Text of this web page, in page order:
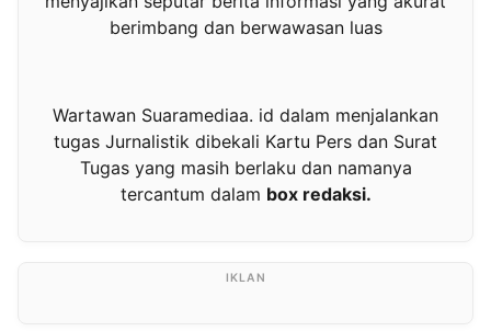
berimbang dan berwawasan luas
Wartawan Suaramediaa. id dalam menjalankan
tugas Jurnalistik dibekali Kartu Pers dan Surat
Tugas yang masih berlaku dan namanya
tercantum dalam box redaksi.